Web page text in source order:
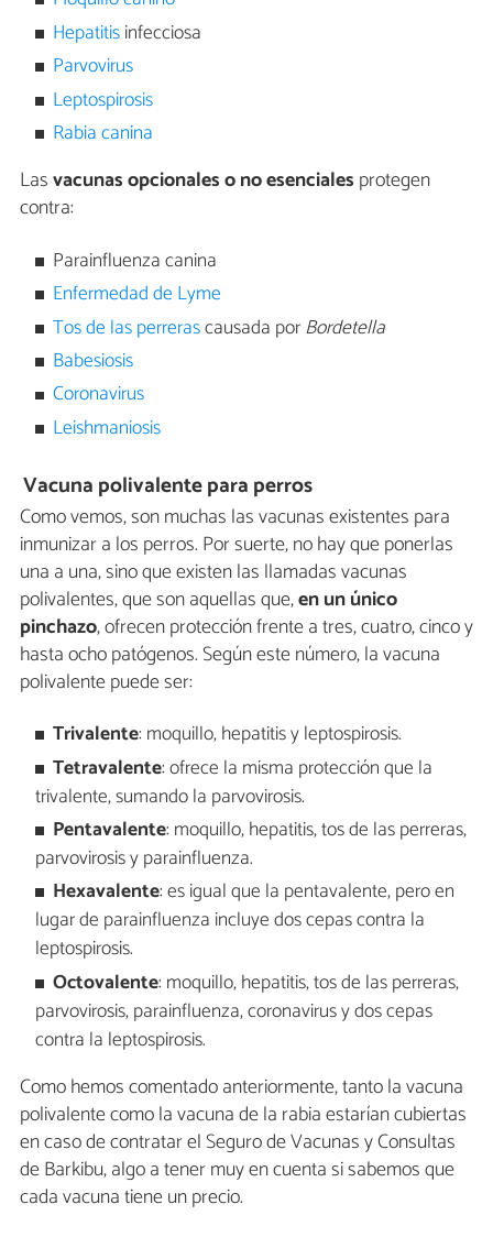
Hepatitisinfecciosa
Parvovirus
Leptospirosis
Rabia canina
Lasvacunas opcionales o no esenciales protegen
contra:
Parainfluenza canina
Enfermedad de Lyme
Tos de las perrerascausada porBordetella
Babesiosis
Coronavirus
Leishmaniosis
Vacuna polivalente para perros
Como vemos, son muchas las vacunas existentes para
inmunizar a los perros. Por suerte, no hay que ponerlas
una a una, sino que existen las llamadas vacunas
polivalentes, que son aquellas que,en un único
pinchazo, ofrecen protección frente a tres, cuatro, cinco y
hasta ocho patógenos. Según este número, la vacuna
polivalente puede ser:
Trivalente: moquillo, hepatitis y leptospirosis.
Tetravalente: ofrece la misma protección que la
trivalente, sumando la parvovirosis.
Pentavalente: moquillo, hepatitis, tos de las perreras,
parvovirosis y parainfluenza.
Hexavalente: es igual que la pentavalente, pero en
lugar de parainfluenza incluye dos cepas contra la
leptospirosis.
Octovalente: moquillo, hepatitis, tos de las perreras,
parvovirosis, parainfluenza, coronavirus y dos cepas
contra la leptospirosis.
Como hemos comentado anteriormente, tanto la vacuna
polivalente como la vacuna de la rabia estarían cubiertas
en caso de contratar el Seguro de Vacunas y Consultas
de Barkibu, algo a tener muy en cuenta si sabemos que
cada vacuna tiene un precio.